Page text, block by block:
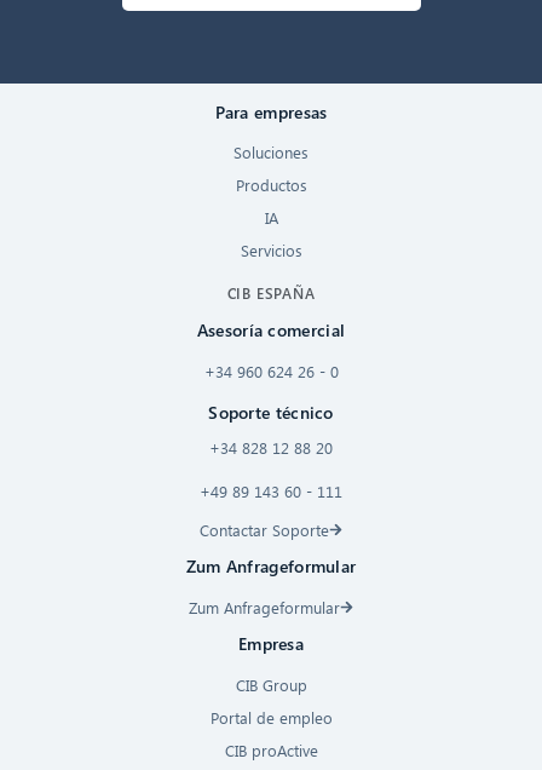
Para empresas
Soluciones
Productos
IA
Servicios
CIB ESPAÑA
Asesoría comercial
+34 960 624 26 - 0
Soporte técnico
+34 828 12 88 20
+49 89 143 60 - 111
Contactar Soporte
Zum Anfrageformular
Zum Anfrageformular
Empresa
CIB Group
Portal de empleo
CIB proActive